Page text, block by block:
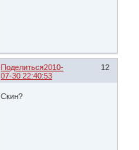
Поделиться 12
2010-
07-30 22:40:53
Скин?